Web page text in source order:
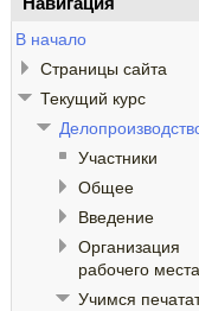
В начало
Страницы сайта
Текущий курс
Участники
Общее
Введение
Организация
рабочего места
Учимся